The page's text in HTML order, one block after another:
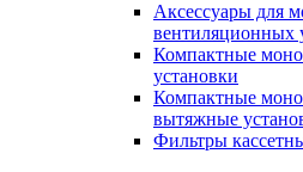
Аксессуары для
вентиляционных
Компактные
установки
Компактные
вытяжные
Фильтры